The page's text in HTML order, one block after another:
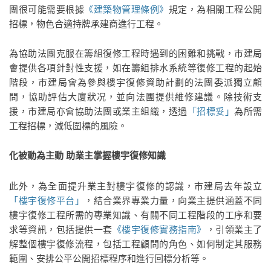
團很可能需要根據 《建築物管理條例》 規定，為相關工程公開
招標，物色合適持牌承建商進行工程。
為協助法團克服在籌組復修工程時遇到的困難和挑戰，市建局
會提供各項針對性支援，如在籌組排水系統等復修工程的起始
階段，市建局會為參與樓宇復修資助計劃的法團委派獨立顧
問，協助評估大廈狀况，並向法團提供維修建議。除技術支
援，市建局亦會協助法團或業主組織，透過 「招標妥」 為所需
工程招標，減低圍標的風險。
化被動為主動 助業主掌握樓宇復修知識
此外，為全面提升業主對樓宇復修的認識，市建局去年設立
「樓宇復修平台」
，結合業界專業力量，向業主提供涵蓋不同
樓宇復修工程所需的專業知識、有關不同工程階段的工序和要
求等資訊，包括提供一套 《樓宇復修實務指南》
，引領業主了
解整個樓宇復修流程，包括工程顧問的角色、如何制定其服務
範圍、安排公平公開招標程序和進行回標分析等。